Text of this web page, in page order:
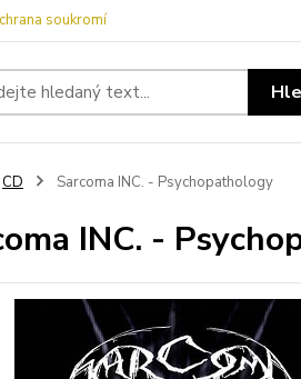
soukromí
CD Sarcoma INC. - Psychopathology
INC. -